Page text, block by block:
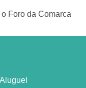
Foro da Comarca